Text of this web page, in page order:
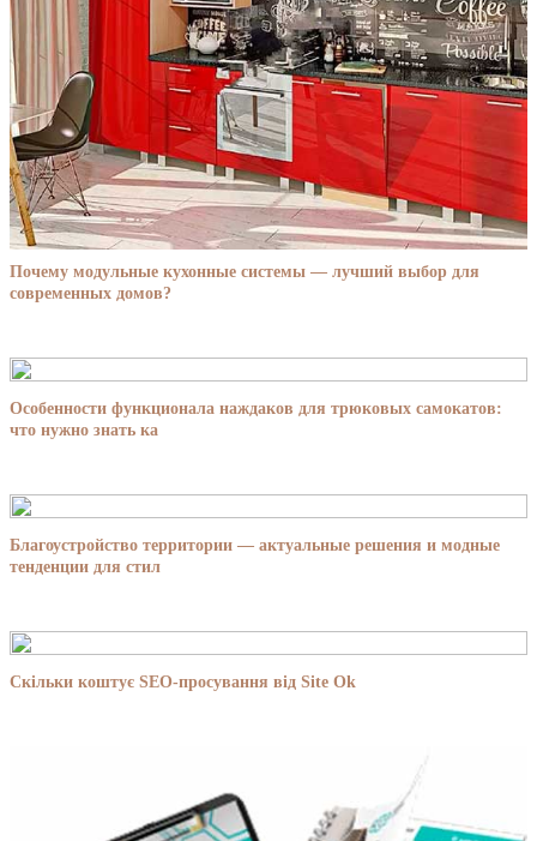
Почему модульные кухонные системы — лучший выбор для
современных домов?
Особенности функционала наждаков для трюковых самокатов:
что нужно знать ка
Благоустройство территории — актуальные решения и модные
тенденции для стил
Скільки коштує SEO-просування від Site Ok